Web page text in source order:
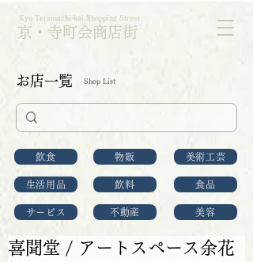
Kyo Teramachi-kai Shopping Street
京・寺町会商店街
お店一覧 Shop List
飲食
生活用品
サービス
物販
飲料
不動産
美術工芸
食品
美容
喜聞堂 / アートスペース余花